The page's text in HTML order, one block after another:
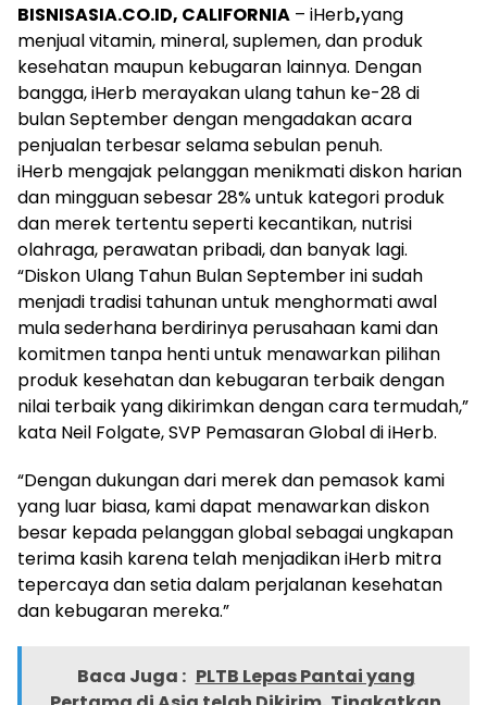
BISNISASIA.CO.ID, CALIFORNIA – iHerb,yang
menjual vitamin, mineral, suplemen, dan produk
kesehatan maupun kebugaran lainnya. Dengan
bangga, iHerb merayakan ulang tahun ke-28 di
bulan September dengan mengadakan acara
penjualan terbesar selama sebulan penuh.
iHerb mengajak pelanggan menikmati diskon harian
dan mingguan sebesar 28% untuk kategori produk
dan merek tertentu seperti kecantikan, nutrisi
olahraga, perawatan pribadi, dan banyak lagi.
“Diskon Ulang Tahun Bulan September ini sudah
menjadi tradisi tahunan untuk menghormati awal
mula sederhana berdirinya perusahaan kami dan
komitmen tanpa henti untuk menawarkan pilihan
produk kesehatan dan kebugaran terbaik dengan
nilai terbaik yang dikirimkan dengan cara termudah,”
kata Neil Folgate, SVP Pemasaran Global di iHerb.
“Dengan dukungan dari merek dan pemasok kami
yang luar biasa, kami dapat menawarkan diskon
besar kepada pelanggan global sebagai ungkapan
terima kasih karena telah menjadikan iHerb mitra
tepercaya dan setia dalam perjalanan kesehatan
dan kebugaran mereka.”
Baca Juga : PLTB Lepas Pantai yang